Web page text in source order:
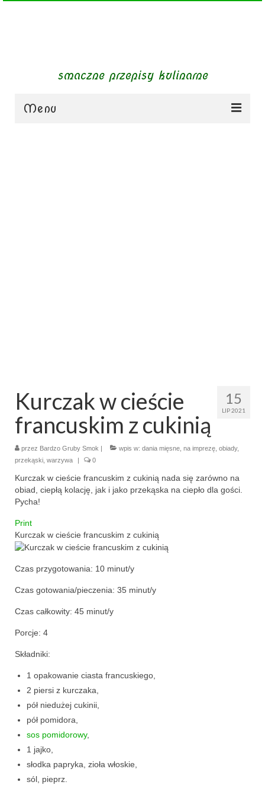
smaczne przepisy kulinarne
Menu
ciasteczka
muffinki
bez pieczenia
inne
śniadania
przekąski
fit
specjalne okazje
na imprezę
karnawał
15
LIP 2021
Kurczak w cieście
francuskim z cukinią
przez Bardzo Gruby Smok | wpis w: dania mięsne na imprezę obiady,
przekąski warzywa | 0
Kurczak w cieście francuskim z cukinią nada się zarówno na
obiad, ciepłą kolację, jak i jako przekąska na ciepło dla gości.
Pycha!
Print
Kurczak w cieście francuskim z cukinią
Czas przygotowania: 10 minut/y
Czas gotowania/pieczenia: 35 minut/y
Czas całkowity: 45 minut/y
Porcje: 4
Składniki:
1 opakowanie ciasta francuskiego,
2 piersi z kurczaka,
pół niedużej cukinii,
pół pomidora,
sos pomidorowy,
1 jajko,
słodka papryka, zioła włoskie,
sól, pieprz.